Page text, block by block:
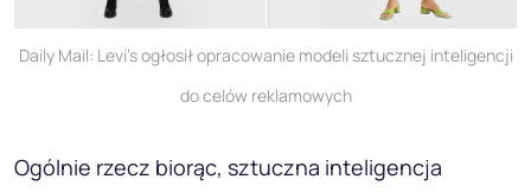
Daily Mail: Levi's ogłosił opracowanie modeli sztucznej inteligencji
do celów reklamowych
Ogólnie rzecz biorąc, sztuczna inteligencja